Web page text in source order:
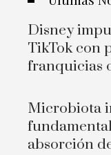
Disney
TikTok con
franquicias
Microbiota
absorción